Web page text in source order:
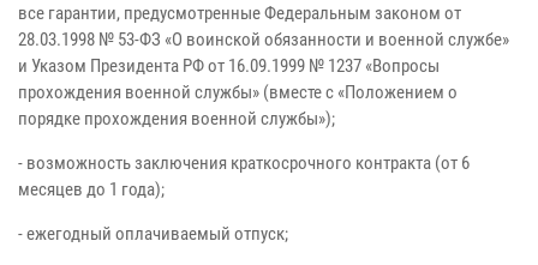
все гарантии, предусмотренные Федеральным законом от
28.03.1998 № 53-ФЗ «О воинской обязанности и военной службе»
и Указом Президента РФ от 16.09.1999 № 1237 «Вопросы
прохождения военной службы» (вместе с «Положением о
порядке прохождения военной службы»);
- возможность заключения краткосрочного контракта (от 6
месяцев до 1 года);
- ежегодный оплачиваемый отпуск;